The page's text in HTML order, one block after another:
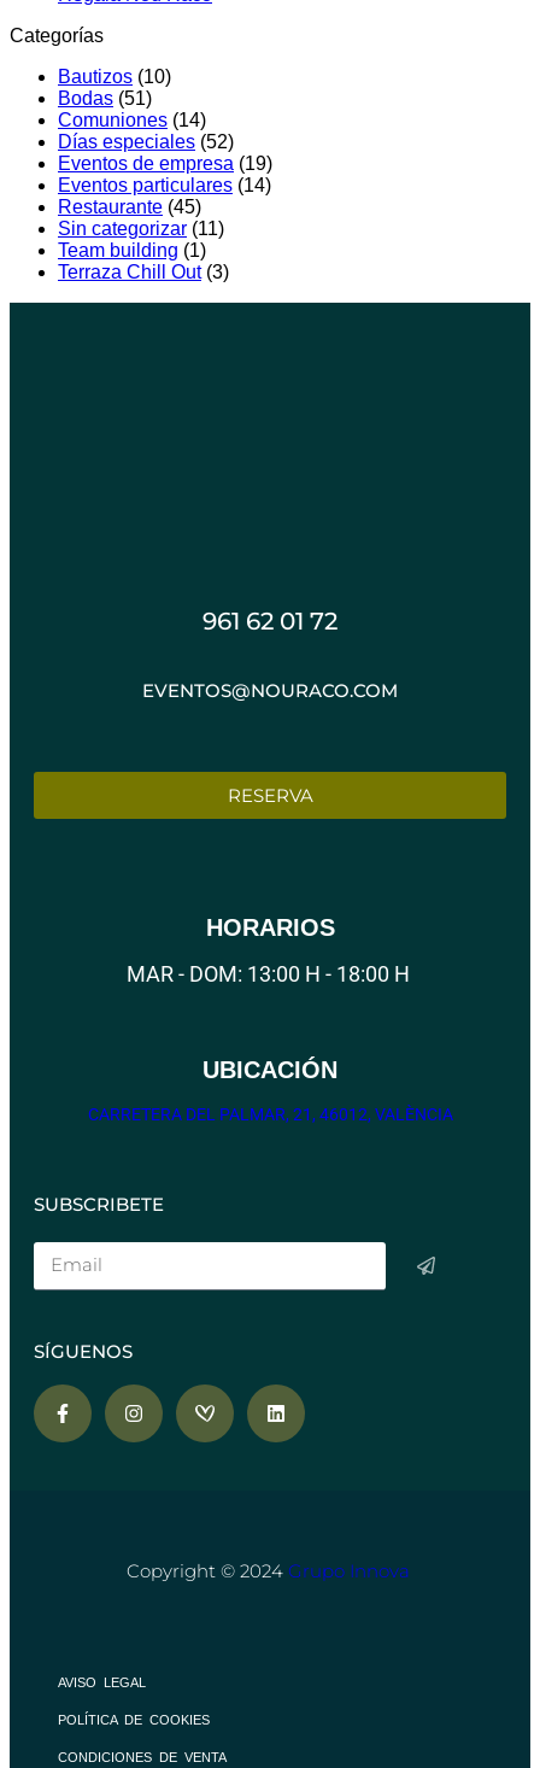
Categorías
Bautizos (10)
Bodas (51)
Comuniones (14)
Días especiales (52)
Eventos de empresa (19)
Eventos particulares (14)
Restaurante (45)
Sin categorizar (11)
Team building (1)
Terraza Chill Out(3)
961 62 01 72
EVENTOS@NOURACO.COM
RESERVA
HORARIOS
MAR - DOM: 13:00 H - 18:00 H
UBICACIÓN
CARRETERA DEL PALMAR, 21, 46012, VALÈNCIA
SUBSCRIBETE
SÍGUENOS
Copyright © 2024 Grupo Innova
AVISO LEGAL
POLÍTICA DE COOKIES
CONDICIONES DE VENTA